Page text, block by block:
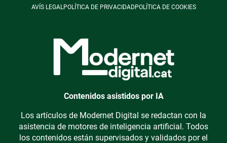
AVÍS LEGALPOLÍTICA DE PRIVACIDADPOLÍTICA DE COOKIES
Contenidos asistidos por IA
Los artículos de Modernet Digital se redactan con la
asistencia de motores de inteligencia artificial. Todos
los contenidos están supervisados y validados por el